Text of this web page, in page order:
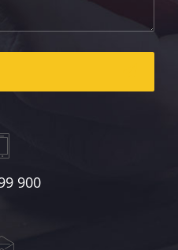
900